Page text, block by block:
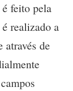
feito pela
realizado a
através de